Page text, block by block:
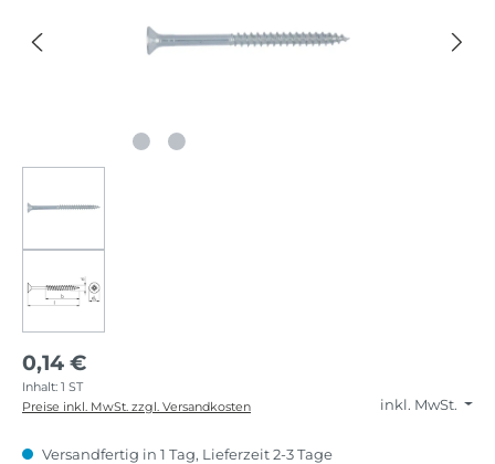
0,14 €
Inhalt: 1 ST
inkl. MwSt.
Preise inkl. MwSt. zzgl. Versandkosten
Versandfertig in 1 Tag, Lieferzeit 2-3 Tage